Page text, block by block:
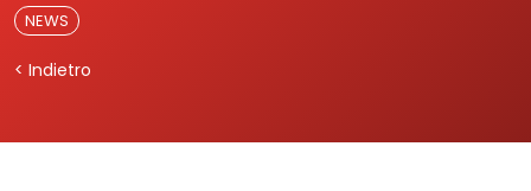
NEWS
< Indietro